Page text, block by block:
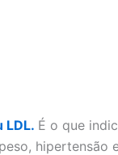
LDL. É o que
hipertensão